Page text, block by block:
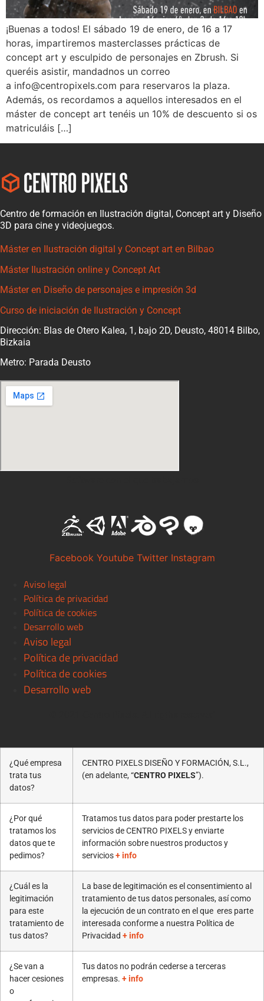
¡Buenas a todos! El sábado 19 de enero, de 16 a 17
horas, impartiremos masterclasses prácticas de
concept art y esculpido de personajes en Zbrush. Si
queréis asistir, mandadnos un correo
a info@centropixels.com para reservaros la plaza.
Además, os recordamos a aquellos interesados en el
máster de concept art tenéis un 10% de descuento si os
matriculáis […]
Centro de formación en Ilustración digital, Concept art y Diseño
3D para cine y videojuegos.
Máster en Ilustración digital y Concept art en Bilbao
Máster Ilustración online y Concept Art
Máster en Diseño de personajes e impresión 3d
Curso de iniciación de Ilustración y Concept
Dirección: Blas de Otero Kalea, 1, bajo 2D, Deusto, 48014 Bilbo,
Bizkaia
Metro: Parada Deusto
Facebook Youtube Twitter Instagram
Aviso legal
Política de privacidad
Política de cookies
Desarrollo web
Aviso legal
Política de privacidad
Política de cookies
Desarrollo web
¿Qué empresa
trata tus
datos?
CENTRO PIXELS DISEÑO Y FORMACIÓN, S.L.,
(en adelante, “CENTRO PIXELS”).
¿Por qué
tratamos los
datos que te
pedimos?
Tratamos tus datos para poder prestarte los
servicios de CENTRO PIXELS y enviarte
información sobre nuestros productos y
servicios+ info
¿Cuál es la
legitimación
para este
tratamiento de
tus datos?
La base de legitimación es el consentimiento al
tratamiento de tus datos personales, así como
la ejecución de un contrato en el que eres parte
interesada conforme a nuestra Política de
Privacidad + info
¿Se van a
hacer cesiones
o
Tus datos no podrán cederse a terceras
empresas. + info